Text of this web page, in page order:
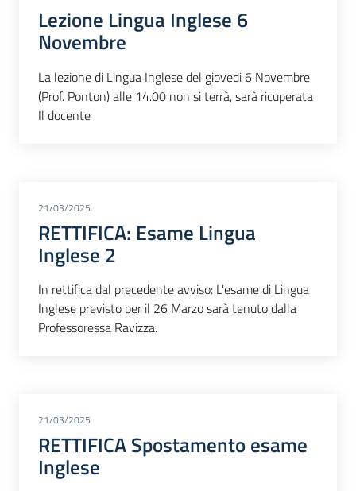
Lezione Lingua Inglese 6
Novembre
La lezione di Lingua Inglese del giovedi 6 Novembre
(Prof. Ponton) alle 14.00 non si terrà, sarà ricuperata
Il docente
21/03/2025
RETTIFICA: Esame Lingua
Inglese 2
In rettifica dal precedente avviso: L'esame di Lingua
Inglese previsto per il 26 Marzo sarà tenuto dalla
Professoressa Ravizza.
21/03/2025
RETTIFICA Spostamento esame
Inglese